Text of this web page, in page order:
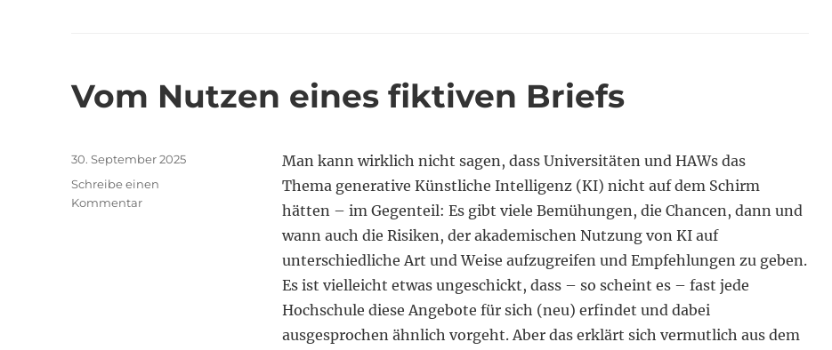
Vom Nutzen eines fiktiven Briefs
Man kann wirklich nicht sagen, dass Universitäten und HAWs das
Thema generative Künstliche Intelligenz (KI) nicht auf dem Schirm
hätten – im Gegenteil: Es gibt viele Bemühungen, die Chancen, dann und
wann auch die Risiken, der akademischen Nutzung von KI auf
unterschiedliche Art und Weise aufzugreifen und Empfehlungen zu geben.
Es ist vielleicht etwas ungeschickt, dass – so scheint es – fast jede
Hochschule diese Angebote für sich (neu) erfindet und dabei
ausgesprochen ähnlich vorgeht. Aber das erklärt sich vermutlich aus dem
Veröffentlicht
am
30. September 2025
Schreibe einen
Kommentarzu